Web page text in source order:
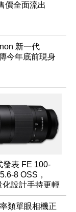
價全面流出
新一代
今年底前現身
發表 FE 100-
8 OSS，
化設計手持更輕
類單眼相機正